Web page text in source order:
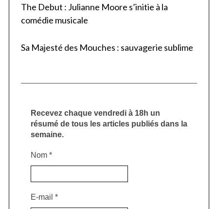
The Debut : Julianne Moore s’initie à la
comédie musicale
Sa Majesté des Mouches : sauvagerie sublime
Recevez chaque vendredi à 18h un
résumé de tous les articles publiés dans la
semaine.
Nom *
E-mail *